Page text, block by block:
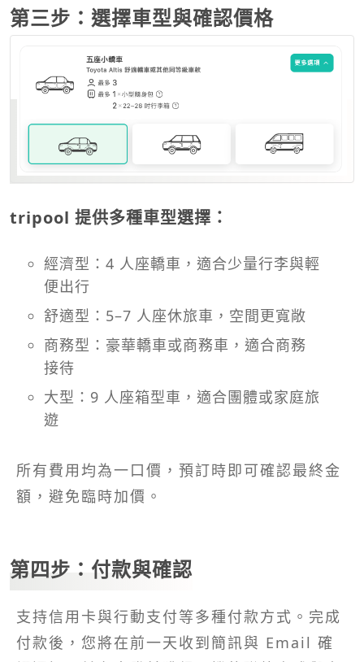
第三步：選擇車型與確認價格
tripool 提供多種車型選擇：
經濟型：4 人座轎車，適合少量行李與輕
便出行
舒適型：5–7 人座休旅車，空間更寬敞
商務型：豪華轎車或商務車，適合商務
接待
大型：9 人座箱型車，適合團體或家庭旅
遊
所有費用均為一口價，預訂時即可確認最終金
額，避免臨時加價。
第四步：付款與確認
支持信用卡與行動支付等多種付款方式。完成
付款後，您將在前一天收到簡訊與 Email 確